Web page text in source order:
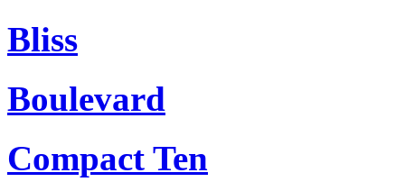
Bliss
Boulevard
Compact Ten